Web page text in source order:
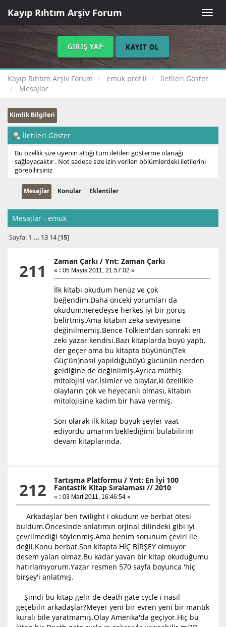
Toggle
Kayıp Rıhtım Arşiv Forum
GIRIŞ YAP KAYIT OL
Kayıp Rıhtım Arşiv Forum emuk profili
İletileri Göster
Mesajlar
Kimlik Bilgileri
İletileri Göster
Bu özellik size üyenin attığı tüm iletileri gösterme olanağı
sağlayacaktır . Not sadece size izin verilen bölümlerdeki iletilerini
görebilirsiniz
Mesajlar Konular Eklentiler
Mesajlar - emuk
Sayfa: 1 ... 13 14[15]
211 Zaman Çarkı /Ynt: Zaman Çarkı
« : 05 Mayıs 2011, 21:57:02 »
İlk kitabı okudum henüz ve çok
beğendim.Daha önceki yorumları da
okudum,neredeyse herkes iyi bir görüş
belirtmiş.Ama kitabın zeka seviyesine
değinilmemiş.Bence Tolkien'dan sonraki en
zeki yazar kendisi.Bazı kitaplarda büyü yaptı,
der geçer ama bu kitapta büyünün(Tek
Güç'ün)nasıl yapıldığı,büyü gücünün nerden
geldiğine de değinilmiş.Ayrıca müthiş
mitolojisi var.İsimler ve olaylar,ki özellikle
olayların çok ve heyecanlı olması, kitabın
mitolojisine kadim bir hava vermiş.
Son olarak ilk kitap büyük şeyler vaat
ediyordu umarım beklediğimi bulabilirim
devam kitaplarında.
212 Tartışma Platformu /Ynt: En İyi 100
Fantastik Kitap Sıralaması // 2010
« : 03 Mart 2011, 16:46:54 »
Arkadaşlar ben twilight i okudum ve berbat ötesi
buldum.Öncesinde anlatımın orjinal dilindeki gibi iyi
çevrilmediği söylenmiş.Ama benim sorunum çeviri ile
değil.Konu berbat.Son kitapta HİÇ BİRŞEY olmuyor
desem yalan olmaz.Bu kadar yavan bir kitap okuduğumu
hatırlamıyorum.Yazar resmen 570 sayfa boyunca 'hiç
birşey'i anlatmış.
Şimdi bu kitap gelir de death gate cycle i nasıl
geçebilir arkadaşlar?Meyer yeni bir evren yeni bir mantık
kuralı bile yaratmamış.Olay Amerika'da geçiyor.Hiç bu